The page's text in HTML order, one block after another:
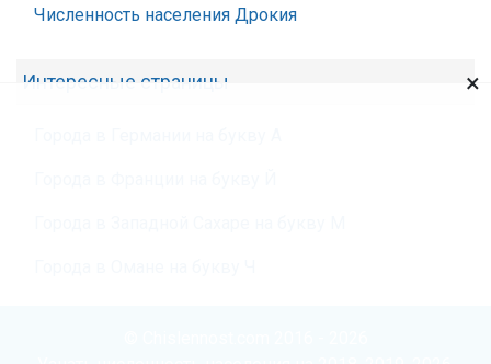
Численность населения Дрокия
Интересные страницы ×